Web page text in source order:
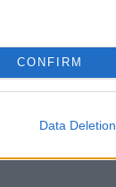
CONFIRM
Data Deletion